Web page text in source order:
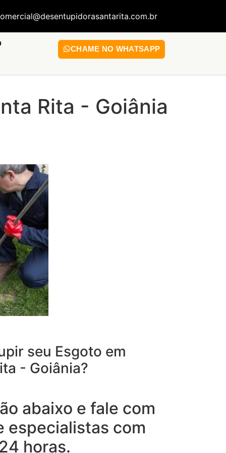
CHAME NO WHATSAPP
Rita - Goiânia
seu Esgoto em
- Goiânia?
abaixo e fale com
especialistas com
horas.